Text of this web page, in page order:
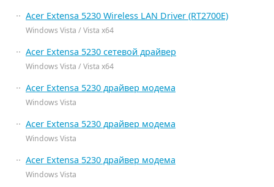
Acer Extensa 5230 Wireless LAN Driver (RT2700E)
Windows Vista / Vista x64
Acer Extensa 5230 сетевой драйвер
Windows Vista / Vista x64
Acer Extensa 5230 драйвер модема
Windows Vista
Acer Extensa 5230 драйвер модема
Windows Vista
Acer Extensa 5230 драйвер модема
Windows Vista